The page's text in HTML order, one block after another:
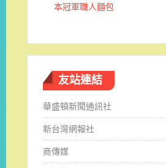
本冠軍職人麵包
友站連結
華盛頓新聞通訊社
新台灣網報社
商傳媒